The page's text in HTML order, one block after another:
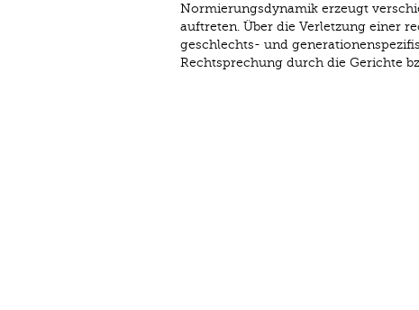
Normierungsdynamik erzeugt
auftreten. Über die Verletzung einer
geschlechts- und
Rechtsprechung durch die Gerichte